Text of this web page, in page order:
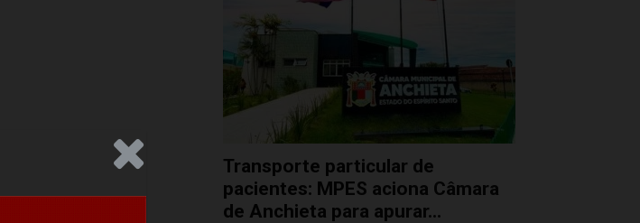
Transporte particular de
pacientes: MPES aciona Câmara
de Anchieta para apurar...